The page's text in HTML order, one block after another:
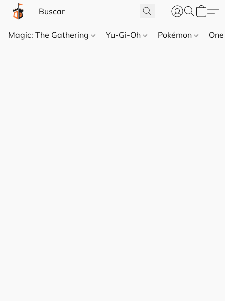
Magic: The Gathering Yu-Gi-Oh Pokémon